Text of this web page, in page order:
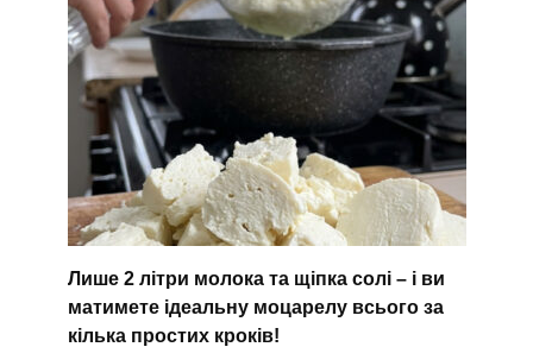
Лише 2 літри молока та щіпка солі – і ви
матимете ідеальну моцарелу всього за
кілька простих кроків!